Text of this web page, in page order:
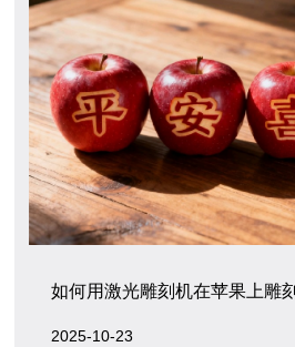
如何用激光雕刻机在苹果上雕
2025-10-23